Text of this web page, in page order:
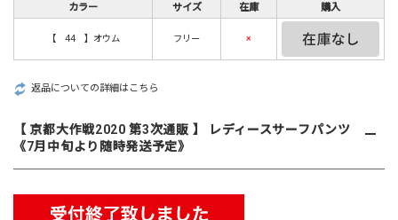
カラー サイズ 在庫 購入
【 44 】オウム フリー ×
返品についての詳細はこちら
【 京都大作戦2020 第3次通販 】 レディースサーフパンツ
《7月中旬より随時発送予定》